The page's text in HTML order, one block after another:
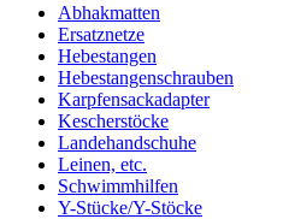
Abhakmatten
Ersatznetze
Hebestangen
Hebestangenschrauben
Karpfensackadapter
Kescherstöcke
Landehandschuhe
Leinen, etc.
Schwimmhilfen
Y-Stücke/Y-Stöcke